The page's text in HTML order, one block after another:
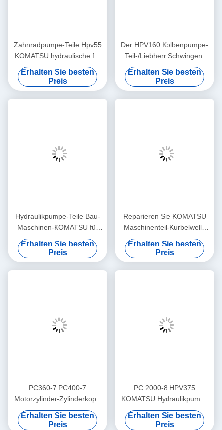
Zahnradpumpe-Teile Hpv55
KOMATSU hydraulische für
Baumaschinen Pc120-5
Erhalten Sie besten
Preis
Der HPV160 Kolbenpumpe-
Teil-/Liebherr Schwingen-
Motor Bagger-Pumpen-der
Teil-Pc50
Erhalten Sie besten
Preis
Hydraulikpumpe-Teile Bau-
Maschinen-KOMATSU für
Bagger-PC 2000-8 HPV375
Erhalten Sie besten
Preis
Reparieren Sie KOMATSU
Maschinenteil-Kurbelwelle
PC360-7 der
Hydraulikpumpe-Teil-/
Erhalten Sie besten
Preis
PC360-7 PC400-7
Motorzylinder-Zylinderkopf-
Komponenten für Liebherr-
Baumaschinen
Erhalten Sie besten
Preis
PC 2000-8 HPV375
KOMATSU Hydraulikpumpe
zerteilt Reparatur-Set-hohes
zuverlässiges
Erhalten Sie besten
Preis